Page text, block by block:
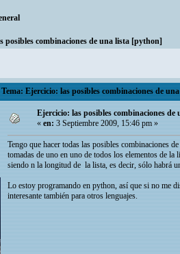
posibles combinaciones de una lista [python]
Tema: Ejercicio: las posibles combinaciones de
Ejercicio: las posibles combinaciones
«en:3 Septiembre 2009, 15:46 pm »
Tengo que hacer todas las posibles combinaciones
tomadas de uno en uno de todos los elementos de
siendo n la longitud de la lista, es decir, sólo habrá
Lo estoy programando en python, así que si no me
interesante también para otros lenguajes.